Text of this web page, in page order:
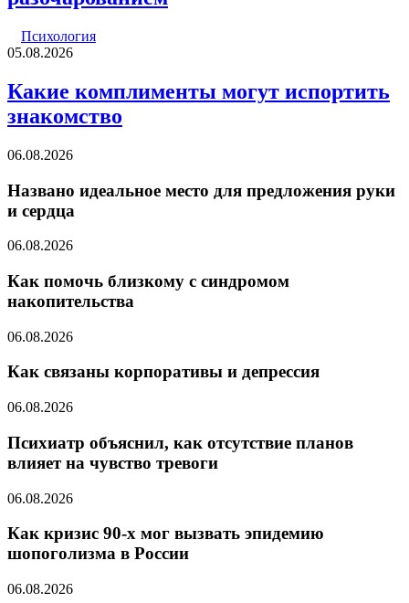
Психология
05.08.2026
Какие комплименты могут испортить
знакомство
06.08.2026
Названо идеальное место для предложения руки
и сердца
06.08.2026
Как помочь близкому с синдромом
накопительства
06.08.2026
Как связаны корпоративы и депрессия
06.08.2026
Психиатр объяснил, как отсутствие планов
влияет на чувство тревоги
06.08.2026
Как кризис 90-х мог вызвать эпидемию
шопоголизма в России
06.08.2026